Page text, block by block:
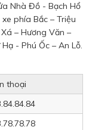
Nhà Đồ - Bạch Hổ
phía Bắc – Triệu
– Hương Văn –
- Phú Ốc – An Lỗ.
thoại